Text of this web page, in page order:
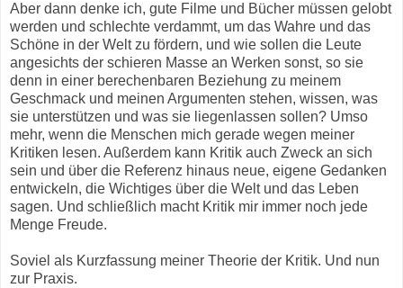
Aber dann denke ich, gute Filme und Bücher müssen gelobt
werden und schlechte verdammt, um das Wahre und das
Schöne in der Welt zu fördern, und wie sollen die Leute
angesichts der schieren Masse an Werken sonst, so sie
denn in einer berechenbaren Beziehung zu meinem
Geschmack und meinen Argumenten stehen, wissen, was
sie unterstützen und was sie liegenlassen sollen? Umso
mehr, wenn die Menschen mich gerade wegen meiner
Kritiken lesen. Außerdem kann Kritik auch Zweck an sich
sein und über die Referenz hinaus neue, eigene Gedanken
entwickeln, die Wichtiges über die Welt und das Leben
sagen. Und schließlich macht Kritik mir immer noch jede
Menge Freude.
Soviel als Kurzfassung meiner Theorie der Kritik. Und nun
zur Praxis.